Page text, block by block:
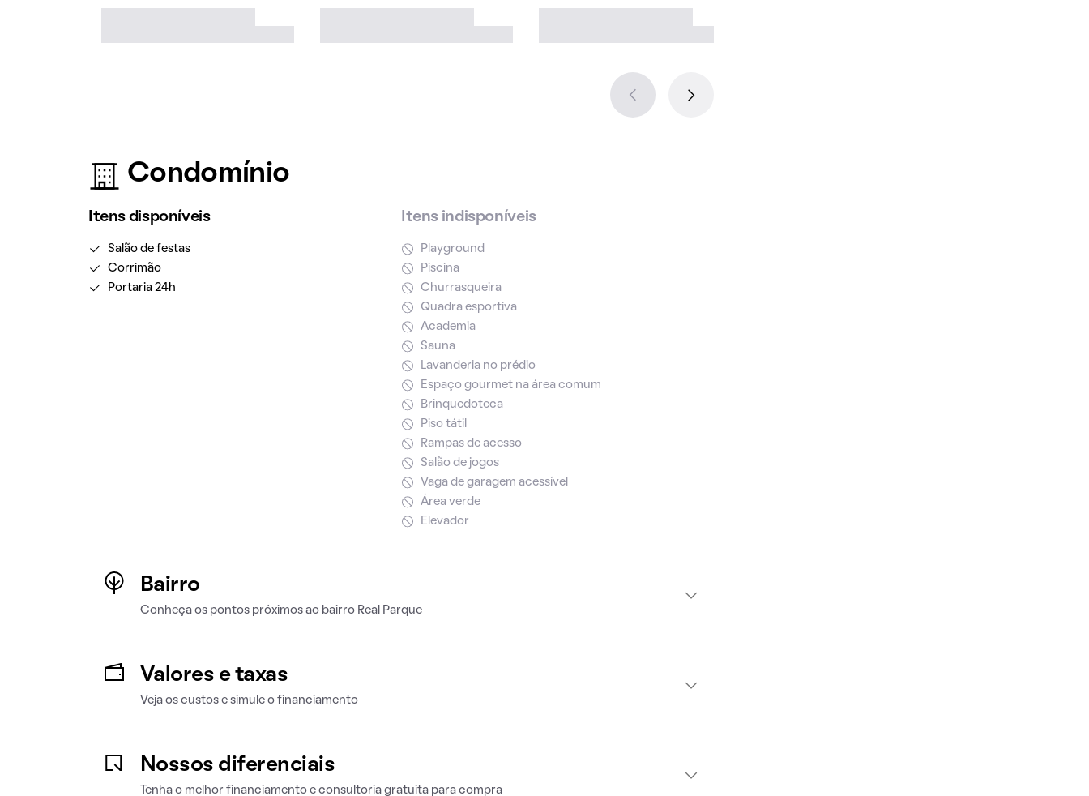
Condomínio
Itens disponíveis
Salão de festas
Corrimão
Portaria 24h
Itens indisponíveis
Playground
Piscina
Churrasqueira
Quadra esportiva
Academia
Sauna
Lavanderia no prédio
Espaço gourmet na área comum
Brinquedoteca
Piso tátil
Rampas de acesso
Salão de jogos
Vaga de garagem acessível
Área verde
Elevador
Bairro
Conheça os pontos próximos ao bairro Real Parque
Valores e taxas
Veja os custos e simule o financiamento
Nossos diferenciais
Tenha o melhor financiamento e consultoria gratuita para compra